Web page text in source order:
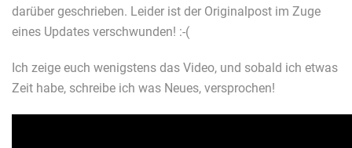
darüber geschrieben. Leider ist der Originalpost im Zuge
eines Updates verschwunden! :-(
Ich zeige euch wenigstens das Video, und sobald ich etwas
Zeit habe, schreibe ich was Neues, versprochen!